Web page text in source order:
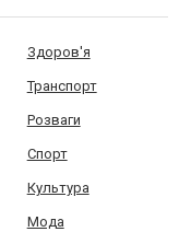
Здоров'я
Транспорт
Розваги
Спорт
Культура
Мода